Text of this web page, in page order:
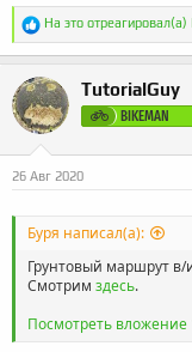
Р
а
к
ц
и
и
:
На это отреагировал(а)
TutorialGuy
BIKEMAN
26 Авг 2020
Буря написал(а):
Грунтовый маршрут в/
Смотрим здесь.
Посмотреть вложение